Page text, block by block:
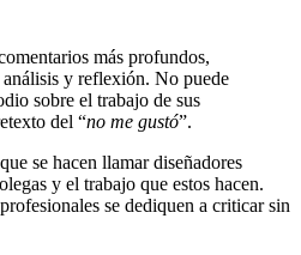
más profundos,
análisis y reflexión. No puede
sobre el trabajo de sus
del “no me gustó”.
se hacen llamar diseñadores
y el trabajo que estos hacen.
se dediquen a criticar sin